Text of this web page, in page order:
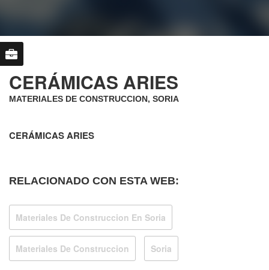
CERÁMICAS ARIES
MATERIALES DE CONSTRUCCION, SORIA
CERÁMICAS ARIES
RELACIONADO CON ESTA WEB:
Materiales De Construccion En Soria
Materiales De Construccion Soria